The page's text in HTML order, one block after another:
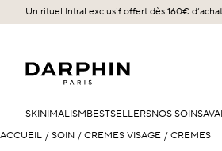
Un rituel Intral exclusif offert dès 160€
SKINIMALISMBESTSELLERSNOS SOINS
ACCUEIL / SOIN / CRÈMES VISAGE / CRÈMES